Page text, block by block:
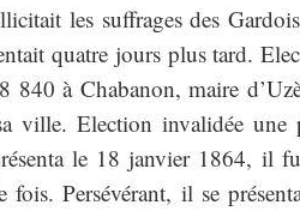
les suffrages des
quatre jours plus tard.
à Chabanon, maire
ville. Election invalidée
le 18 janvier 1864, il
fois. Persévérant, il se